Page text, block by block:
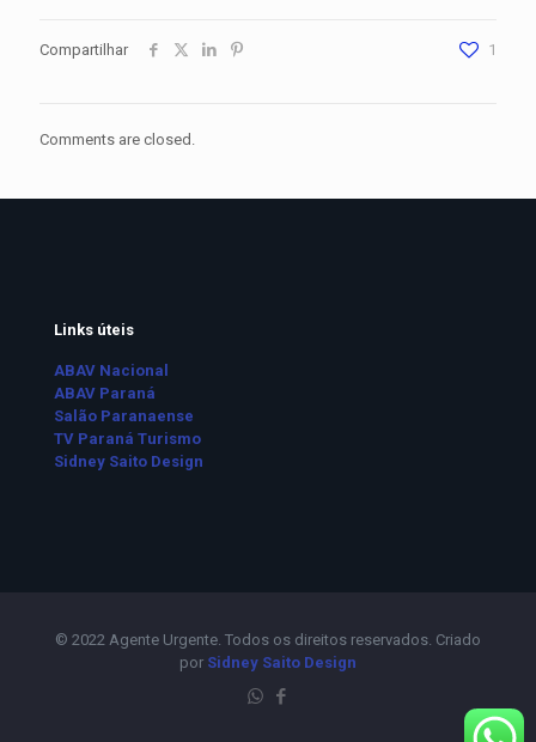
Compartilhar 1
Comments are closed.
Links úteis
ABAV Nacional
ABAV Paraná
Salão Paranaense
TV Paraná Turismo
Sidney Saito Design
© 2022 Agente Urgente. Todos os direitos reservados. Criado
por Sidney Saito Design